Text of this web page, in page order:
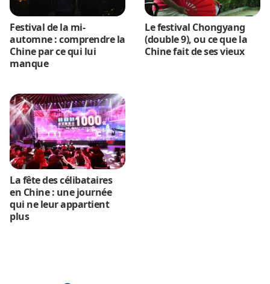
Festival de la mi-
automne : comprendre la
Chine par ce qui lui
manque
Le festival Chongyang
(double 9), ou ce que la
Chine fait de ses vieux
La fête des célibataires
en Chine : une journée
qui ne leur appartient
plus